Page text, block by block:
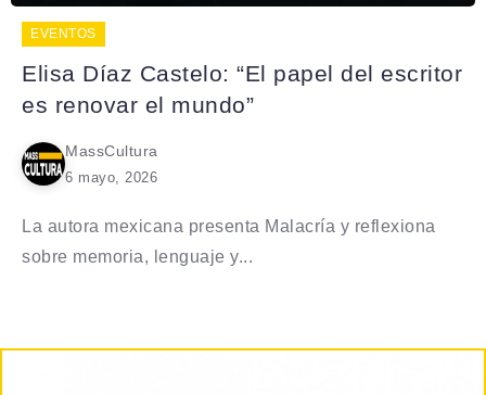
EVENTOS
Elisa Díaz Castelo: “El papel del escritor
es renovar el mundo”
MassCultura
6 mayo, 2026
La autora mexicana presenta Malacría y reflexiona
sobre memoria, lenguaje y...